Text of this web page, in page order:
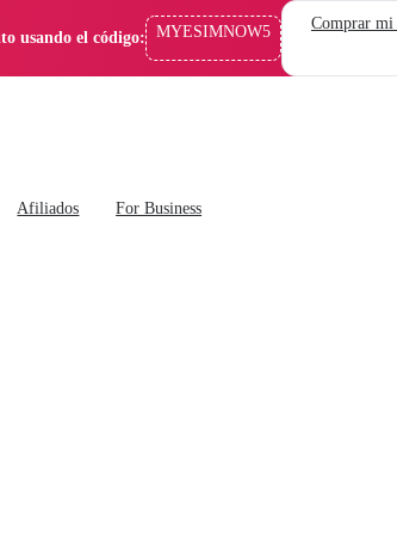
usando el código: MYESIMNOW5 Comprar
Afiliados For Business